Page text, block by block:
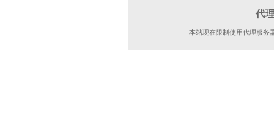
代
本站现在限制使用代理服务